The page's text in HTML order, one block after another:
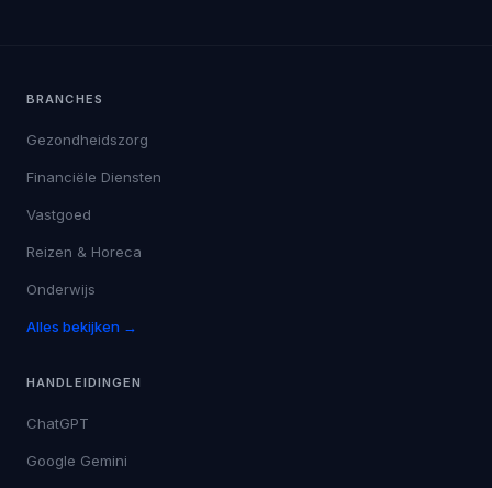
BRANCHES
Gezondheidszorg
Financiële Diensten
Vastgoed
Reizen & Horeca
Onderwijs
Alles bekijken →
HANDLEIDINGEN
ChatGPT
Google Gemini